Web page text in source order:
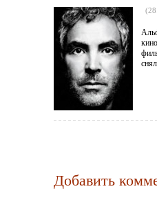
Добавить